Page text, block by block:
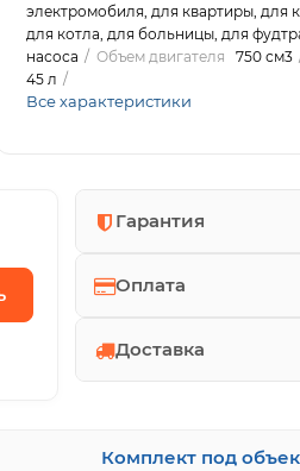
электромобиля, для квартиры, для
для котла, для больницы, для
насоса
Объем двигателя 750 см3
45 л
Все характеристики
Гарантия
Оплата
Доставка
Комплект под